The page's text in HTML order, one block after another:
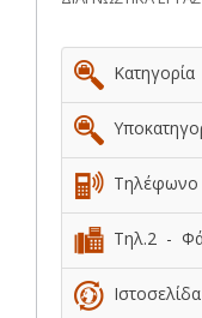
Κατηγορία
Τηλέφωνο
Τηλ.2 -
Ιστοσελίδα